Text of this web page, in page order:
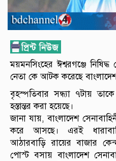
ময়মনসিংহের ঈশ্বরগঞ্জে
নেতা কে আটক করেছে বাংলাদেশ
বৃহস্পতিবার সন্ধ্যা ৭টায়
হস্তান্তর করা হয়েছে।
জানা যায়, বাংলাদেশ
করে আসছে। এরই
আঠারবাড়ি রায়ের বাজার
পোস্ট বসায় বাংলাদেশ